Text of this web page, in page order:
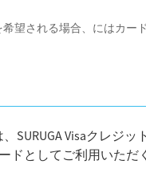
望される場合、にはカー
SURUGA Visaクレ
としてご利用いただ